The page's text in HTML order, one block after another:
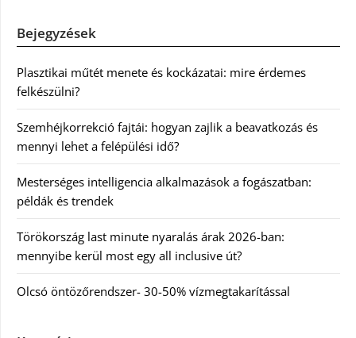
Bejegyzések
Plasztikai műtét menete és kockázatai: mire érdemes
felkészülni?
Szemhéjkorrekció fajtái: hogyan zajlik a beavatkozás és
mennyi lehet a felépülési idő?
Mesterséges intelligencia alkalmazások a fogászatban:
példák és trendek
Törökország last minute nyaralás árak 2026-ban:
mennyibe kerül most egy all inclusive út?
Olcsó öntözőrendszer- 30-50% vízmegtakarítással